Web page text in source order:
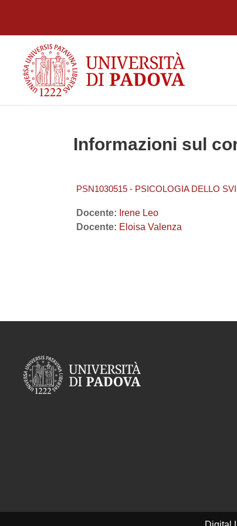
Informazioni sul
PSN1030515 - PSICOLOGIA DELLO
Docente: Irene Leo
Docente: Eloisa Valenza